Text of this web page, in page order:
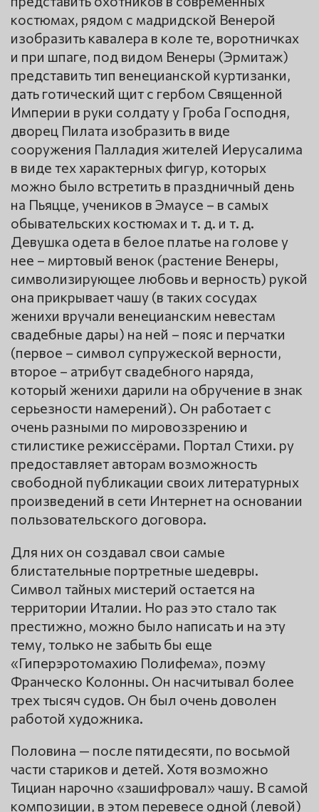
костюмах, рядом с мадридской Венерой
изобразить кавалера в коле те, воротничках
и при шпаге, под видом Венеры (Эрмитаж)
представить тип венецианской куртизанки,
дать готический щит с гербом Священной
Империи в руки солдату у Гроба Господня,
дворец Пилата изобразить в виде
сооружения Палладия жителей Иерусалима
в виде тех характерных фигур, которых
можно было встретить в праздничный день
на Пьяцце, учеников в Эмаусе – в самых
обывательских костюмах и т. д. и т. д.
Девушка одета в белое платье на голове у
нее – миртовый венок (растение Венеры,
символизирующее любовь и верность) рукой
она прикрывает чашу (в таких сосудах
женихи вручали венецианским невестам
свадебные дары) на ней – пояс и перчатки
(первое – символ супружеской верности,
второе – атрибут свадебного наряда,
который женихи дарили на обручение в знак
серьезности намерений). Он работает с
очень разными по мировоззрению и
стилистике режиссёрами. Портал Стихи. ру
предоставляет авторам возможность
свободной публикации своих литературных
произведений в сети Интернет на основании
пользовательского договора.
Для них он создавал свои самые
блистательные портретные шедевры.
Символ тайных мистерий остается на
территории Италии. Но раз это стало так
престижно, можно было написать и на эту
тему, только не забыть бы еще
«Гиперэротомахию Полифема», поэму
Франческо Колонны. Он насчитывал более
трех тысяч судов. Он был очень доволен
работой художника.
Половина — после пятидесяти, по восьмой
части стариков и детей. Хотя возможно
Тициан нарочно «зашифровал» чашу. В самой
композиции, в этом перевесе одной (левой)